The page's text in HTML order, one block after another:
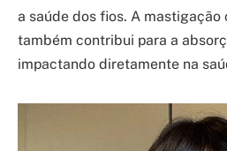
a saúde dos fios. A
também contribui para a
impactando diretamente na